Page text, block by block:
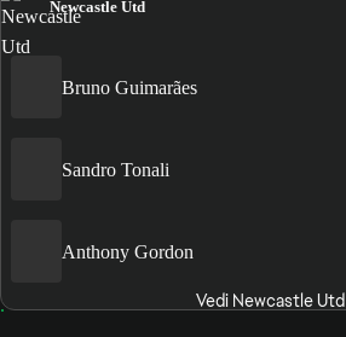
Newcastle Utd
Bruno Guimarães
Sandro Tonali
Anthony Gordon
Vedi Newcastle Utd